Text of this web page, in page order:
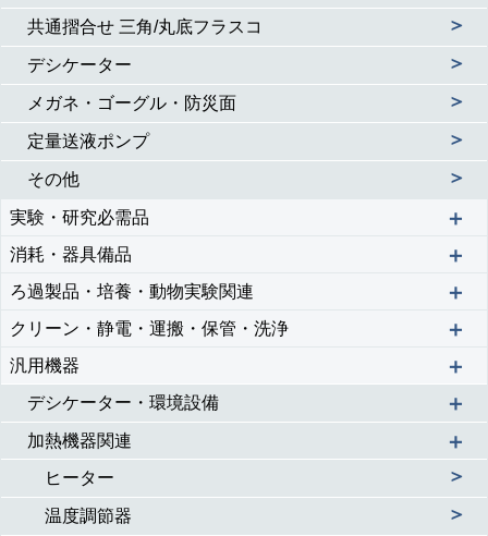
共通摺合せ 三角/丸底フラスコ ＞
デシケーター ＞
メガネ・ゴーグル・防災面 ＞
定量送液ポンプ ＞
その他 ＞
実験・研究必需品 ＋
消耗・器具備品 ＋
ろ過製品・培養・動物実験関連 ＋
クリーン・静電・運搬・保管・洗浄 ＋
汎用機器 ＋
デシケーター・環境設備 ＋
加熱機器関連 ＋
ヒーター ＞
温度調節器 ＞